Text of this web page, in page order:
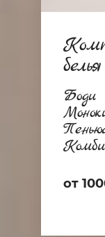
белья
Боди
от